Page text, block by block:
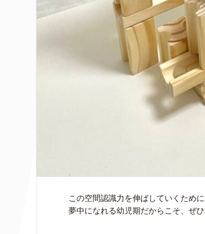
この空間認識力を伸ばしていくため
夢中になれる幼児期だからこそ、ぜ